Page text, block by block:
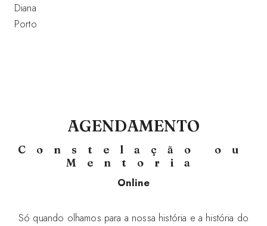
Diana
Porto
AGENDAMENTO
Constelação ou
Mentoria
Online
Só quando olhamos para a nossa história e a história do